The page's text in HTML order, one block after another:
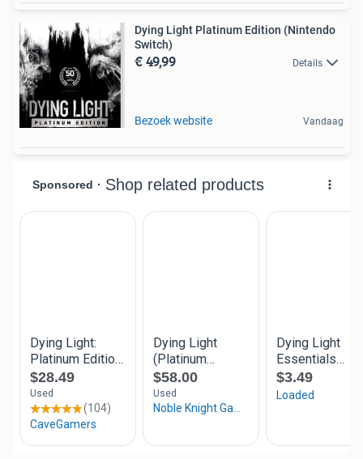
Dying Light Platinum Edition (Nintendo
Switch)
€ 49,99 Details
Bezoek website Vandaag